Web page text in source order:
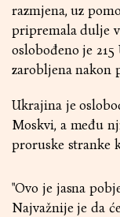
razmjena, uz
pripremala dulje
oslobođeno je
zarobljena nakon
Ukrajina je
Moskvi, a među
proruske stranke
"Ovo je jasna
Najvažnije je da